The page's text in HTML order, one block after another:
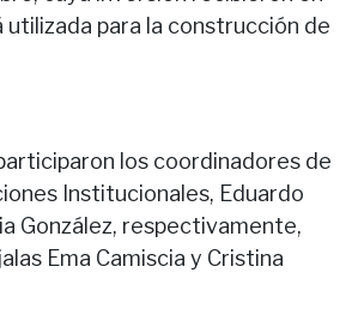
utilizada para la construcción de
los coordinadores de
Institucionales, Eduardo
González, respectivamente,
Ema Camiscia y Cristina